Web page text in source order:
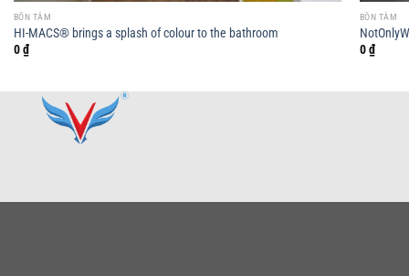
BỒN TẮM
HI-MACS® brings a splash of colour to the bathroom
0₫
BỒN TẮM
0₫